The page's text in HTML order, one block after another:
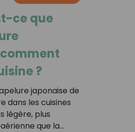
ce que
comment
?
japonaise de
dans les cuisines
légère, plus
que la…